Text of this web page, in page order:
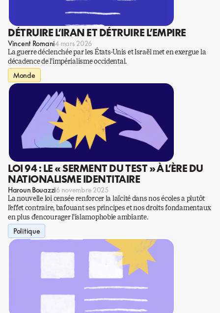
DÉTRUIRE L’IRAN ET DÉTRUIRE L’EMPIRE
Vincent Romani4 mars 2026
La guerre déclenchée par les États-Unis et Israël met en exergue la
décadence de l’impérialisme occidental.
Monde
LOI 94 : LE « SERMENT DU TEST » À L’ÈRE DU
NATIONALISME IDENTITAIRE
Haroun Bouazzi6 novembre 2025
La nouvelle loi censée renforcer la laïcité dans nos écoles a plutôt
l’effet contraire, bafouant ses principes et nos droits fondamentaux
en plus d’encourager l’islamophobie ambiante.
Politique